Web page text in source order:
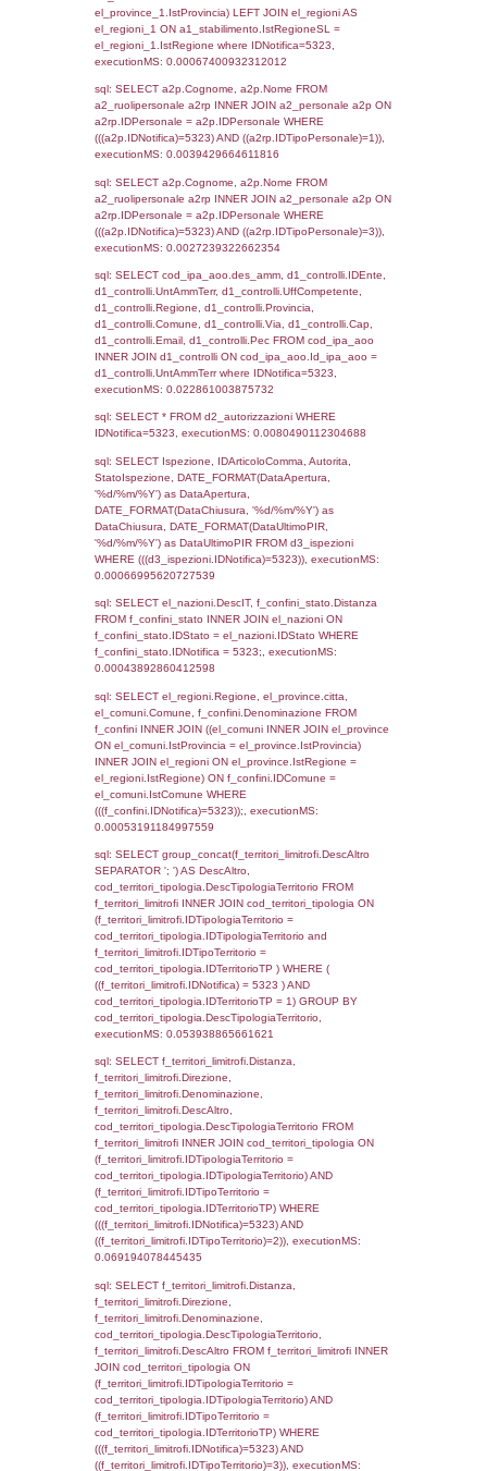
sql: SELECT COUNT(*) FROM `userlevels`
`userlevelid` = -2, executionMS:
`userlevels`, executionMS:
sql: SELECT COUNT(*) FROM
0.00021100044250488
sql: SELECT `tablename`, `userlevelid`,
executionMS: 0.0010769367218018
sql: SELECT a1.RagioneSociale,
localita, el_prov.citta AS provincia,
DATE(n.DataInvioNotifica) as
LEFT JOIN infostabilimento i ON
n.CodiceUnivoco LEFT JOIN
a1.CodiceUnivoco = n.CodiceUnivoco LEFT
el_comuni AS el_com ON a1.ComuneStab =
el_com.IstComune LEFT JOIN el_province
a1.ProvinciaStab = el_prov.IstProvincia
n.IDNotifica = 5323;, executionMS:
sql: SELECT a1_stabilimento.*,
ComuneST, el_province.citta as
el_regioni.Regione as RegioneST,
as ComuneSL, el_province_1.citta as
el_regioni_1.Regione as RegioneSL FROM
(((((a1_stabilimento LEFT JOIN el_comuni
a1_stabilimento.ComuneStab =
LEFT JOIN el_province ON
= el_province.IstProvincia) LEFT JOIN
a1_stabilimento.RegioneStab =
LEFT JOIN el_comuni AS el_comuni_1 ON
a1_stabilimento.IstComuneSL =
LEFT JOIN el_province AS el_province_1
a1_stabilimento.IstProvinciaSL =
el_province_1.IstProvincia) LEFT JOIN
el_regioni_1 ON
el_regioni_1.IstRegione where
executionMS: 0.00067400932312012
sql: SELECT a2p.Cognome, a2p.Nome
a2_ruolipersonale a2rp INNER JOIN
a2rp.IDPersonale = a2p.IDPersonale
(((a2p.IDNotifica)=5323) AND
executionMS: 0.0039429664611816
sql: SELECT a2p.Cognome, a2p.Nome
a2_ruolipersonale a2rp INNER JOIN
a2rp.IDPersonale = a2p.IDPersonale
(((a2p.IDNotifica)=5323) AND
executionMS: 0.0027239322662354
sql: SELECT cod_ipa_aoo.des_amm,
d1_controlli.UntAmmTerr,
d1_controlli.Regione, d1_controlli.Provincia,
d1_controlli.Comune, d1_controlli.Via,